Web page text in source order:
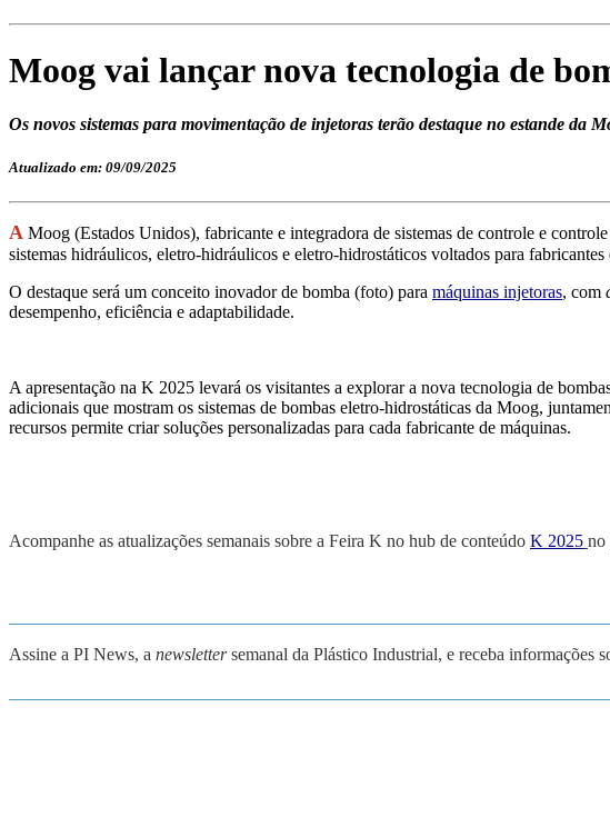
Moog vai lançar nova tecnologia de
Os novos sistemas para movimentação de injetoras terão destaque no estande da
Atualizado em: 09/09/2025
A Moog (Estados Unidos), fabricante e integradora de sistemas de controle e
sistemas hidráulicos, eletro-hidráulicos e eletro-hidrostáticos voltados para fabricantes
O destaque será um conceito inovador de bomba (foto) para máquinas injetoras, com
desempenho, eficiência e adaptabilidade.
A apresentação na K 2025 levará os visitantes a explorar a nova tecnologia de
adicionais que mostram os sistemas de bombas eletro-hidrostáticas da Moog,
recursos permite criar soluções personalizadas para cada fabricante de máquinas.
Acompanhe as atualizações semanais sobre a Feira K no hub de conteúdo K 2025 no
Assine a PI News, a newslettersemanal da Plástico Industrial, e receba informações